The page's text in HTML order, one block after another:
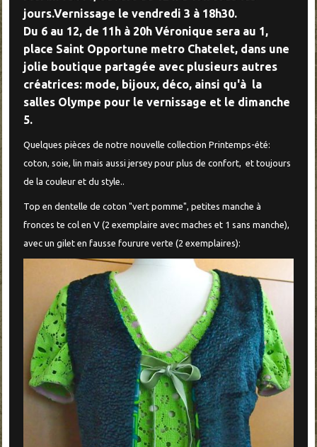
jours.Vernissage le vendredi 3 à 18h30.
Du 6 au 12, de 11h à 20h Véronique sera au 1,
place Saint Opportune metro Chatelet, dans une
jolie boutique partagée avec plusieurs autres
créatrices: mode, bijoux, déco, ainsi qu'à la
salles Olympe pour le vernissage et le dimanche
5.
Quelques pièces de notre nouvelle collection Printemps-été:
coton, soie, lin mais aussi jersey pour plus de confort, et toujours
de la couleur et du style..
Top en dentelle de coton "vert pomme", petites manche à
fronces te col en V (2 exemplaire avec maches et 1 sans manche),
avec un gilet en fausse fourure verte (2 exemplaires):